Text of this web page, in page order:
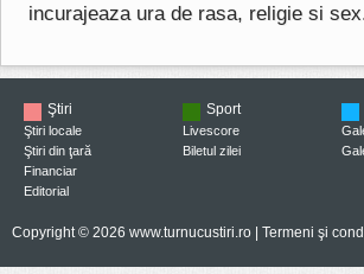
incurajeaza ura de rasa, religie si
Ştiri
Ştiri locale
Ştiri din ţară
Financiar
Editorial
Sport
Livescore
Biletul zilei
Copyright © 2026 www.turnucustiri.ro | Termeni şi